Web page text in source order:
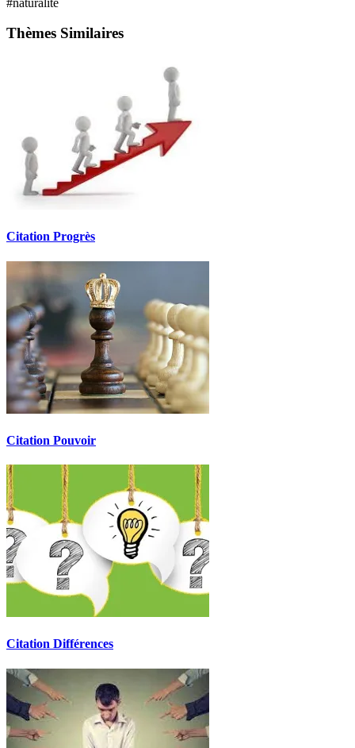
Thèmes Similaires
Citation Progrès
Citation Pouvoir
Citation Différences